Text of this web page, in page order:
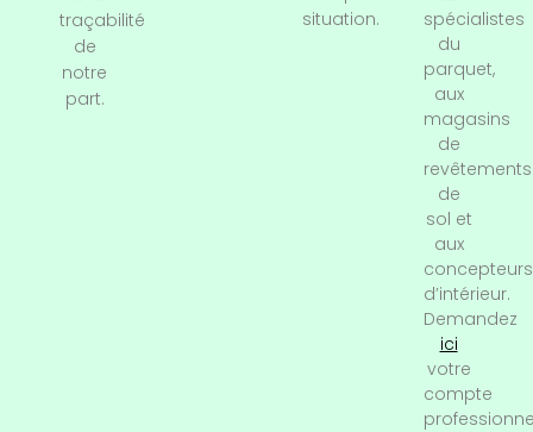
traçabilité
de
notre
part.
situation.
spécialistes
du
parquet,
aux
magasins
de
revêtements
de
sol et
aux
concepteurs
d’intérieur.
Demandez
ici
votre
compte